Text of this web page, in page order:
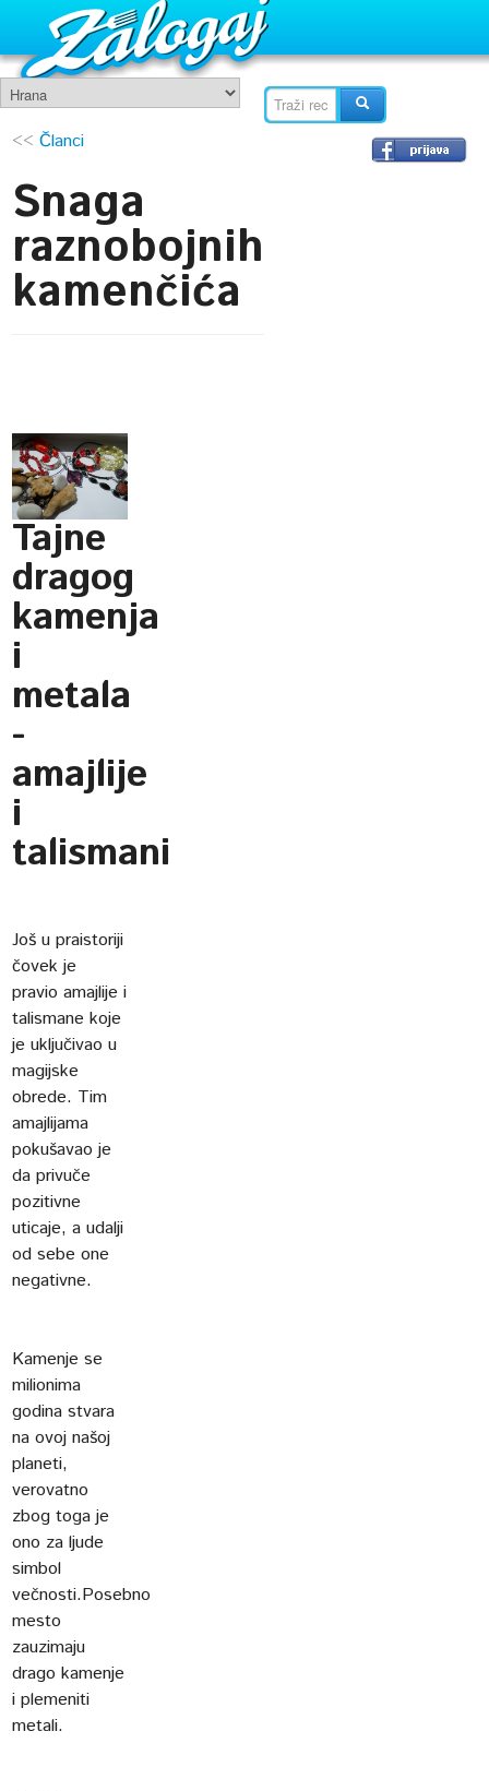
<<Članci
Snaga
raznobojnih
kamenčića
Tajne
dragog
kamenja
i
metala
-
amajlije
i
talismani
Još u praistoriji
čovek je
pravio amajlije i
talismane koje
je uključivao u
magijske
obrede. Tim
amajlijama
pokušavao je
da privuče
pozitivne
uticaje, a udalji
od sebe one
negativne.
Kamenje se
milionima
godina stvara
na ovoj našoj
planeti,
verovatno
zbog toga je
ono za ljude
simbol
večnosti.Posebno
mesto
zauzimaju
drago kamenje
i plemeniti
metali.